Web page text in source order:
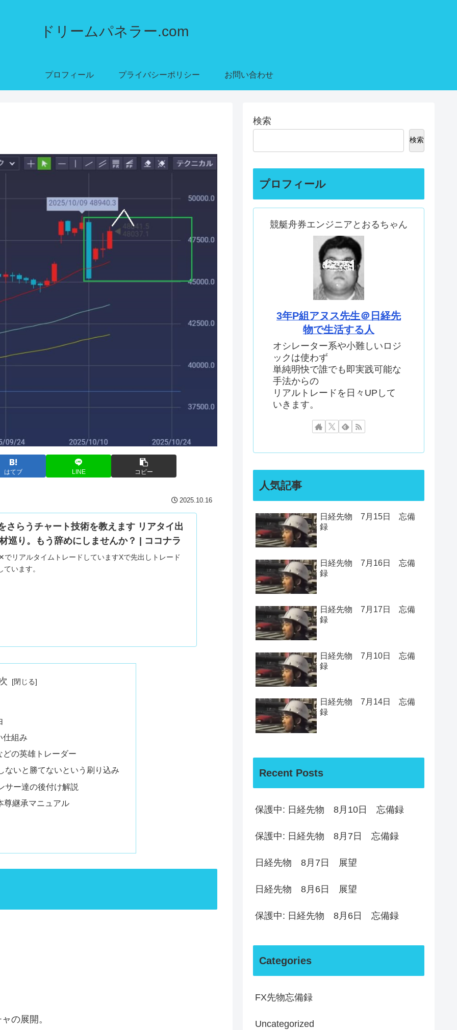
ドリームパネラー.com
プロフィール プライバシーポリシー お問い合わせ
はてブ LINE コピー
2025.10.16
さらうチャート技術を教えます リアタイ出
巡り。もう辞めにしませんか？ | ココナラ
リアルタイムトレードしていますXで先出しトレード
います。
仕組み
の英雄トレーダー
ないと勝てないという刷り込み
サー達の後付け解説
継承マニュアル
の展開。
検索
検索
プロフィール
競艇舟券エンジニアとおるちゃん
3年P組アヌス先生＠日経先
物で生活する人
オシレーター系や小難しいロジ
ックは使わず
単純明快で誰でも即実践可能な
手法からの
リアルトレードを日々UPして
いきます。
人気記事
日経先物 7月15日 忘備
録
日経先物 7月16日 忘備
録
日経先物 7月17日 忘備
録
日経先物 7月10日 忘備
録
日経先物 7月14日 忘備
録
Recent Posts
保護中: 日経先物 8月10日 忘備録
保護中: 日経先物 8月7日 忘備録
日経先物 8月7日 展望
日経先物 8月6日 展望
保護中: 日経先物 8月6日 忘備録
Categories
FX先物忘備録
Uncategorized